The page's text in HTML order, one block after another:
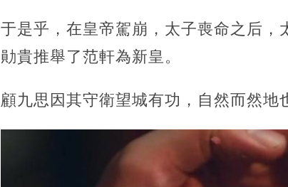
于是乎，在皇帝駕崩，太子喪命之后
勛貴推舉了范軒為新皇。
顧九思因其守衛望城有功，自然而然地